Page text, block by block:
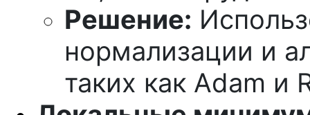
Решение:
нормализации и
таких как Adam и